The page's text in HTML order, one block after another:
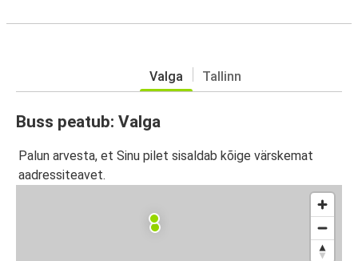
Valga Tallinn
Buss peatub: Valga
Palun arvesta, et Sinu pilet sisaldab kõige värskemat
aadressiteavet.